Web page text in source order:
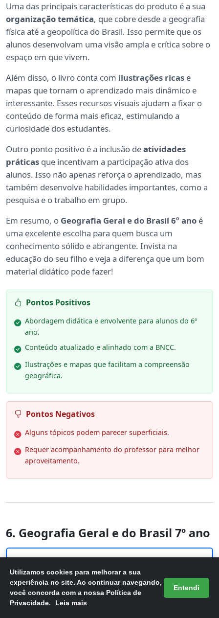
Uma das principais características do produto é a sua
organização temática, que cobre desde a geografia
física até a geopolítica do Brasil. Isso permite que os
alunos desenvolvam uma visão ampla e crítica sobre o
espaço em que vivem.
Além disso, o livro conta com ilustrações ricas e
mapas que tornam o aprendizado mais dinâmico e
interessante. Esses recursos visuais ajudam a fixar o
conteúdo de forma mais eficaz, estimulando a
curiosidade dos estudantes.
Outro ponto positivo é a inclusão deatividades
práticas que incentivam a participação ativa dos
alunos. Isso não apenas reforça o aprendizado, mas
também desenvolve habilidades importantes, como a
pesquisa e o trabalho em grupo.
Em resumo, o Geografia Geral e do Brasil 6º ano é
uma excelente escolha para quem busca um
conhecimento sólido e abrangente. Invista na
educação do seu filho e veja a diferença que um bom
material didático pode fazer!
Pontos Positivos
Abordagem didática e envolvente para alunos do 6º
ano.
Conteúdo atualizado e alinhado com a BNCC.
Ilustrações e mapas que facilitam a compreensão
geográfica.
Pontos Negativos
Alguns tópicos podem parecer superficiais.
Requer acompanhamento do professor para melhor
aproveitamento.
6. Geografia Geral e do Brasil 7º ano
Utilizamos cookies para melhorar a sua
experiência no site. Ao continuar navegando,
você concorda com a nossa Política de
Privacidade.
Leia mais
Entendi